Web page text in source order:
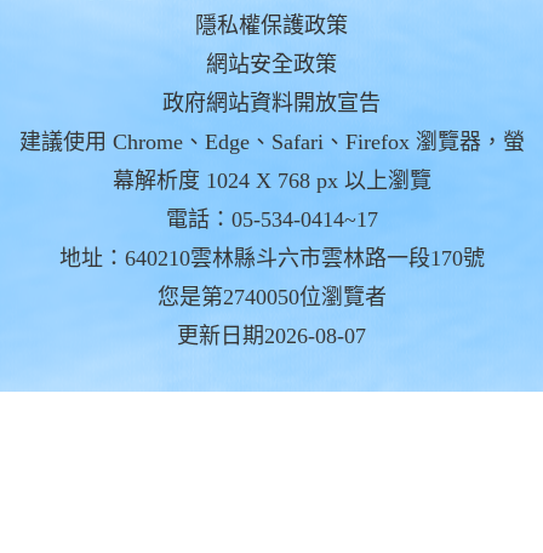
隱私權保護政策
網站安全政策
政府網站資料開放宣告
建議使用 Chrome、Edge、Safari、Firefox 瀏覽器，螢
幕解析度 1024 X 768 px 以上瀏覽
電話：05-534-0414~17
地址：640210雲林縣斗六市雲林路一段170號
您是第2740050位瀏覽者
更新日期2026-08-07